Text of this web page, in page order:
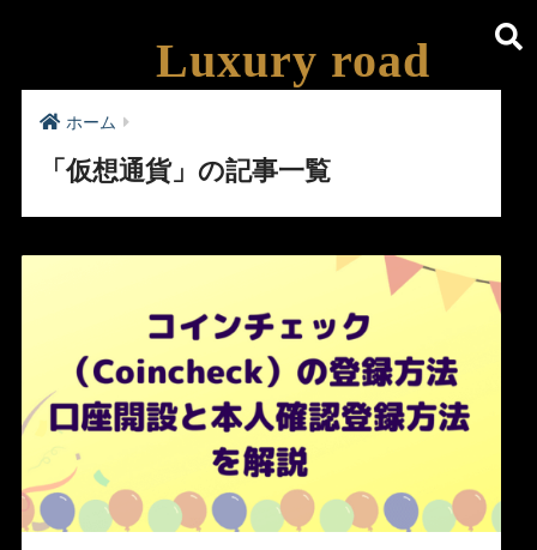
Luxury road
ホーム
「仮想通貨」の記事一覧